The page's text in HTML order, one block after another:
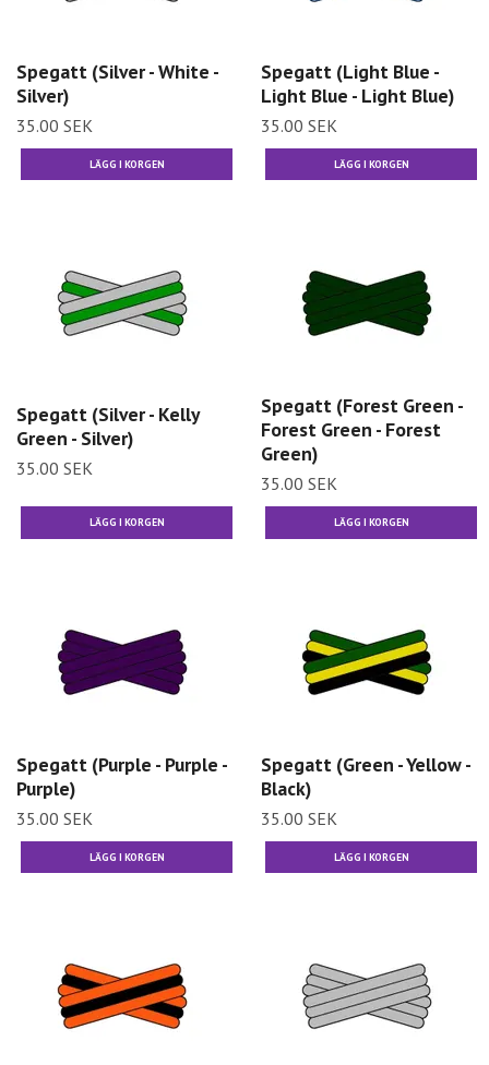
Spegatt (Silver - White -
Silver)
35.00 SEK
Spegatt (Light Blue -
Light Blue - Light Blue)
35.00 SEK
Spegatt (Silver - Kelly
Green - Silver)
35.00 SEK
Spegatt (Forest Green -
Forest Green - Forest
Green)
35.00 SEK
Spegatt (Purple - Purple -
Purple)
35.00 SEK
Spegatt (Green - Yellow -
Black)
35.00 SEK